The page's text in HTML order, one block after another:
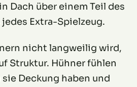
Dach über einem Teil des
Extra-Spielzeug.
nicht langweilig wird,
Struktur. Hühner fühlen
Deckung haben und